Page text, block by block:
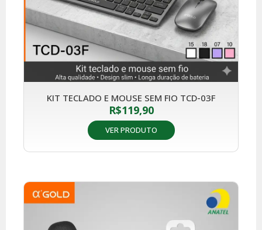
KIT TECLADO E MOUSE SEM FIO TCD-03F
R$119,90
VER PRODUTO